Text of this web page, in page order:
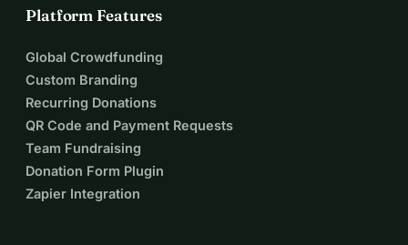
Platform Features
Global Crowdfunding
Custom Branding
Recurring Donations
QR Code and Payment Requests
Team Fundraising
Donation Form Plugin
Zapier Integration